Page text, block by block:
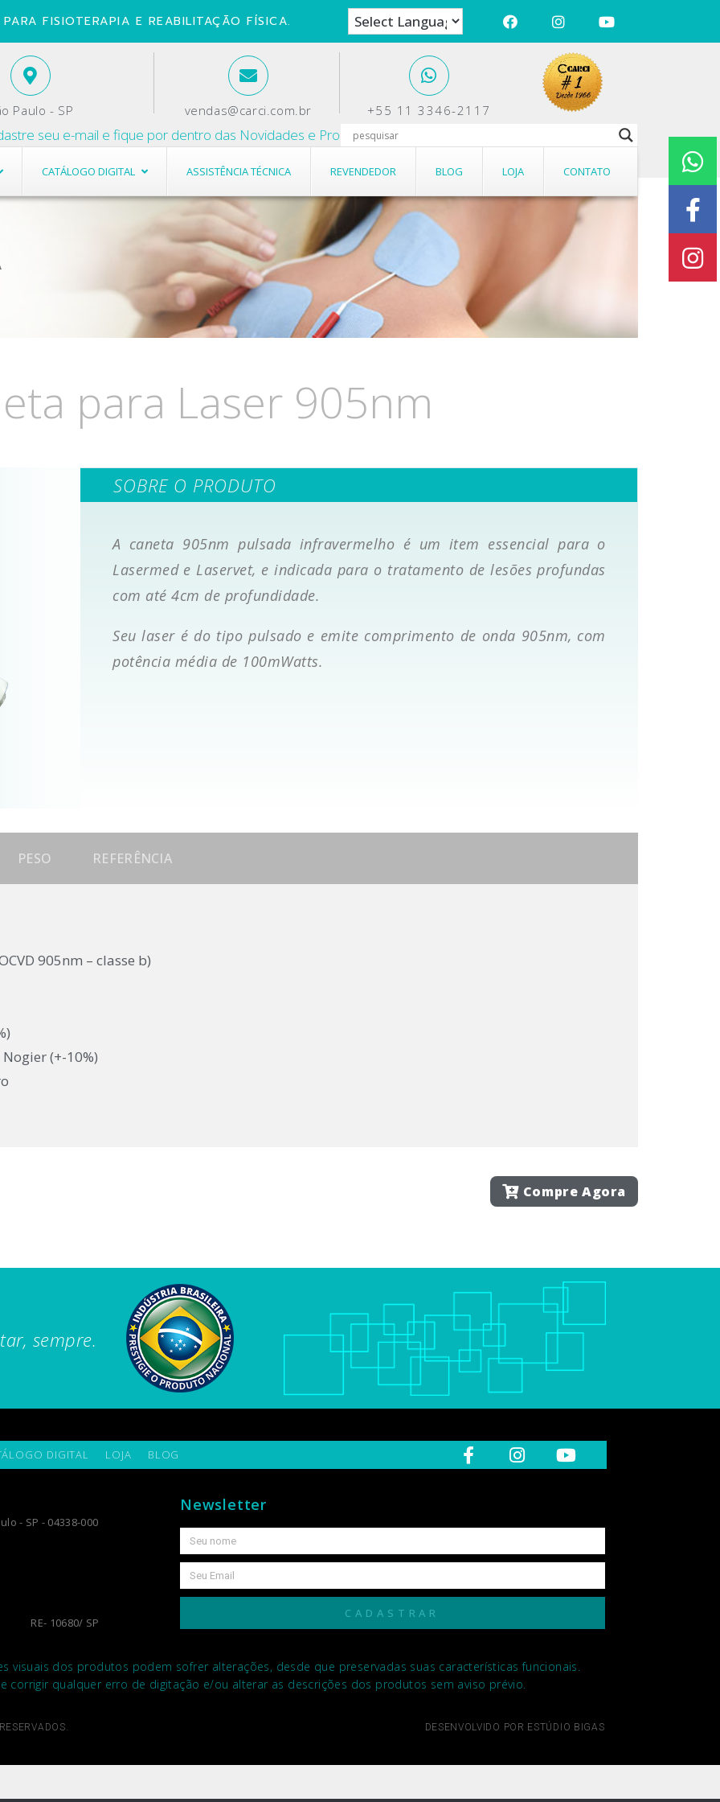
FISIOTERAPIA E REABILITAÇÃO FÍSICA.
Paulo - SP vendas@carci.com.br +55 11 3346-2117
seu e-mail e fique por dentro das Novidades e Promoções.
CATÁLOGO DIGITAL ASSISTÊNCIA TÉCNICA REVENDEDOR BLOG LOJA CONTATO
para Laser 905nm
SOBRE O PRODUTO
A caneta 905nm pulsada infravermelho é um item essencial para o
Lasermed e Laservet, e indicada para o tratamento de lesões profundas
com até 4cm de profundidade.
Seu laser é do tipo pulsado e emite comprimento de onda 905nm, com
potência média de 100mWatts.
PESO REFERÊNCIA
905nm – classe b)
(+-10%)
Compre Agora
sempre.
DIGITAL LOJA BLOG
- SP - 04338-000
RE- 10680/ SP
Newsletter
CADASTRAR
visuais dos produtos podem sofrer alterações, desde que preservadas suas características funcionais.
corrigir qualquer erro de digitação e/ou alterar as descrições dos produtos sem aviso prévio.
DESENVOLVIDO POR ESTÚDIO BIGAS